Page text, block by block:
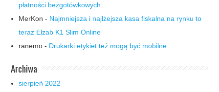
płatności bezgotówkowych
MerKon - Najmniejsza i najlżejsza kasa fiskalna na rynku to
teraz Elzab K1 Slim Online
ranemo - Drukarki etykiet też mogą być mobilne
Archiwa
sierpień 2022